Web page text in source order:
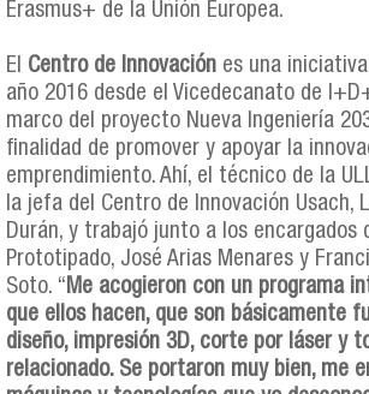
Erasmus+ de la Unión Europea.
El Centro de Innovación es una
año 2016 desde el Vicedecanato de
marco del proyecto Nueva Ingeniería
finalidad de promover y apoyar la
emprendimiento. Ahí, el técnico de la
la jefa del Centro de Innovación Usach,
Durán, y trabajó junto a los encargados
Prototipado, José Arias Menares y
Soto. “ Me acogieron con un programa
que ellos hacen, que son básicamente
diseño, impresión 3D, corte por láser y
relacionado. Se portaron muy bien, me